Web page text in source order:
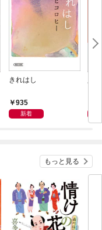
きれはし
935
新着
もっと見る